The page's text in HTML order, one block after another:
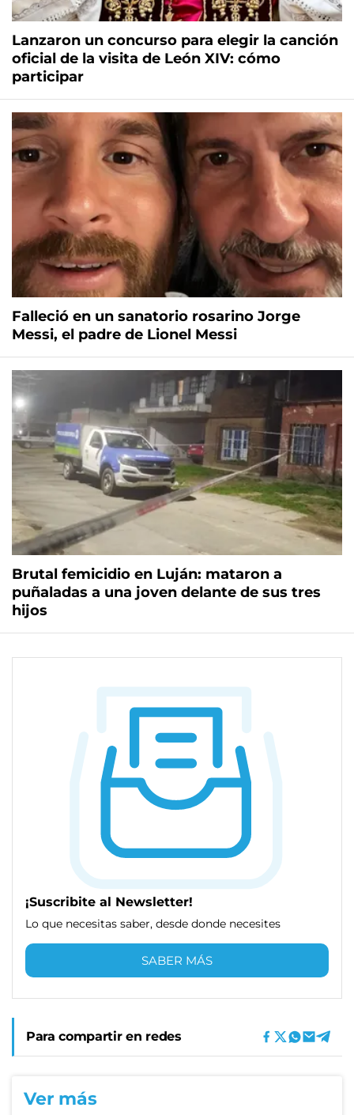
Lanzaron un concurso para elegir la canción
oficial de la visita de León XIV: cómo
participar
Falleció en un sanatorio rosarino Jorge
Messi, el padre de Lionel Messi
Brutal femicidio en Luján: mataron a
puñaladas a una joven delante de sus tres
hijos
¡Suscribite al Newsletter!
Lo que necesitas saber, desde donde necesites
SABER MÁS
Para compartir en redes
Ver más